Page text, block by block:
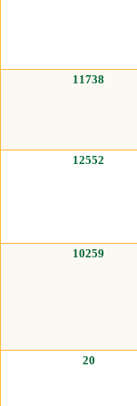
11738
12552
10259
20